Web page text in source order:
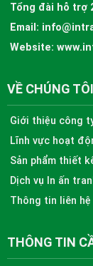
Tổng đài hỗ trợ
Email:
Website:
VỀ CHÚNG TÔI
Giới thiệu công
Lĩnh vực hoạt
Sản phẩm thiết
Dịch vụ In ấn
Thông tin liên hệ
THÔNG TIN